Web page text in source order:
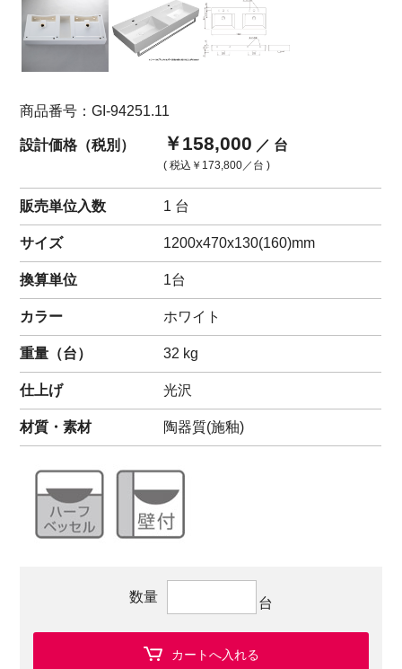
商品番号：GI-94251.11
設計価格（税別） ￥158,000 ／ 台
( 税込 ￥173,800 ／台 )
販売単位入数 1 台
サイズ 1200x470x130(160)mm
換算単位 1台
カラー ホワイト
重量（台） 32 kg
仕上げ 光沢
材質・素材 陶器質(施釉)
数量 台
カートへ入れる